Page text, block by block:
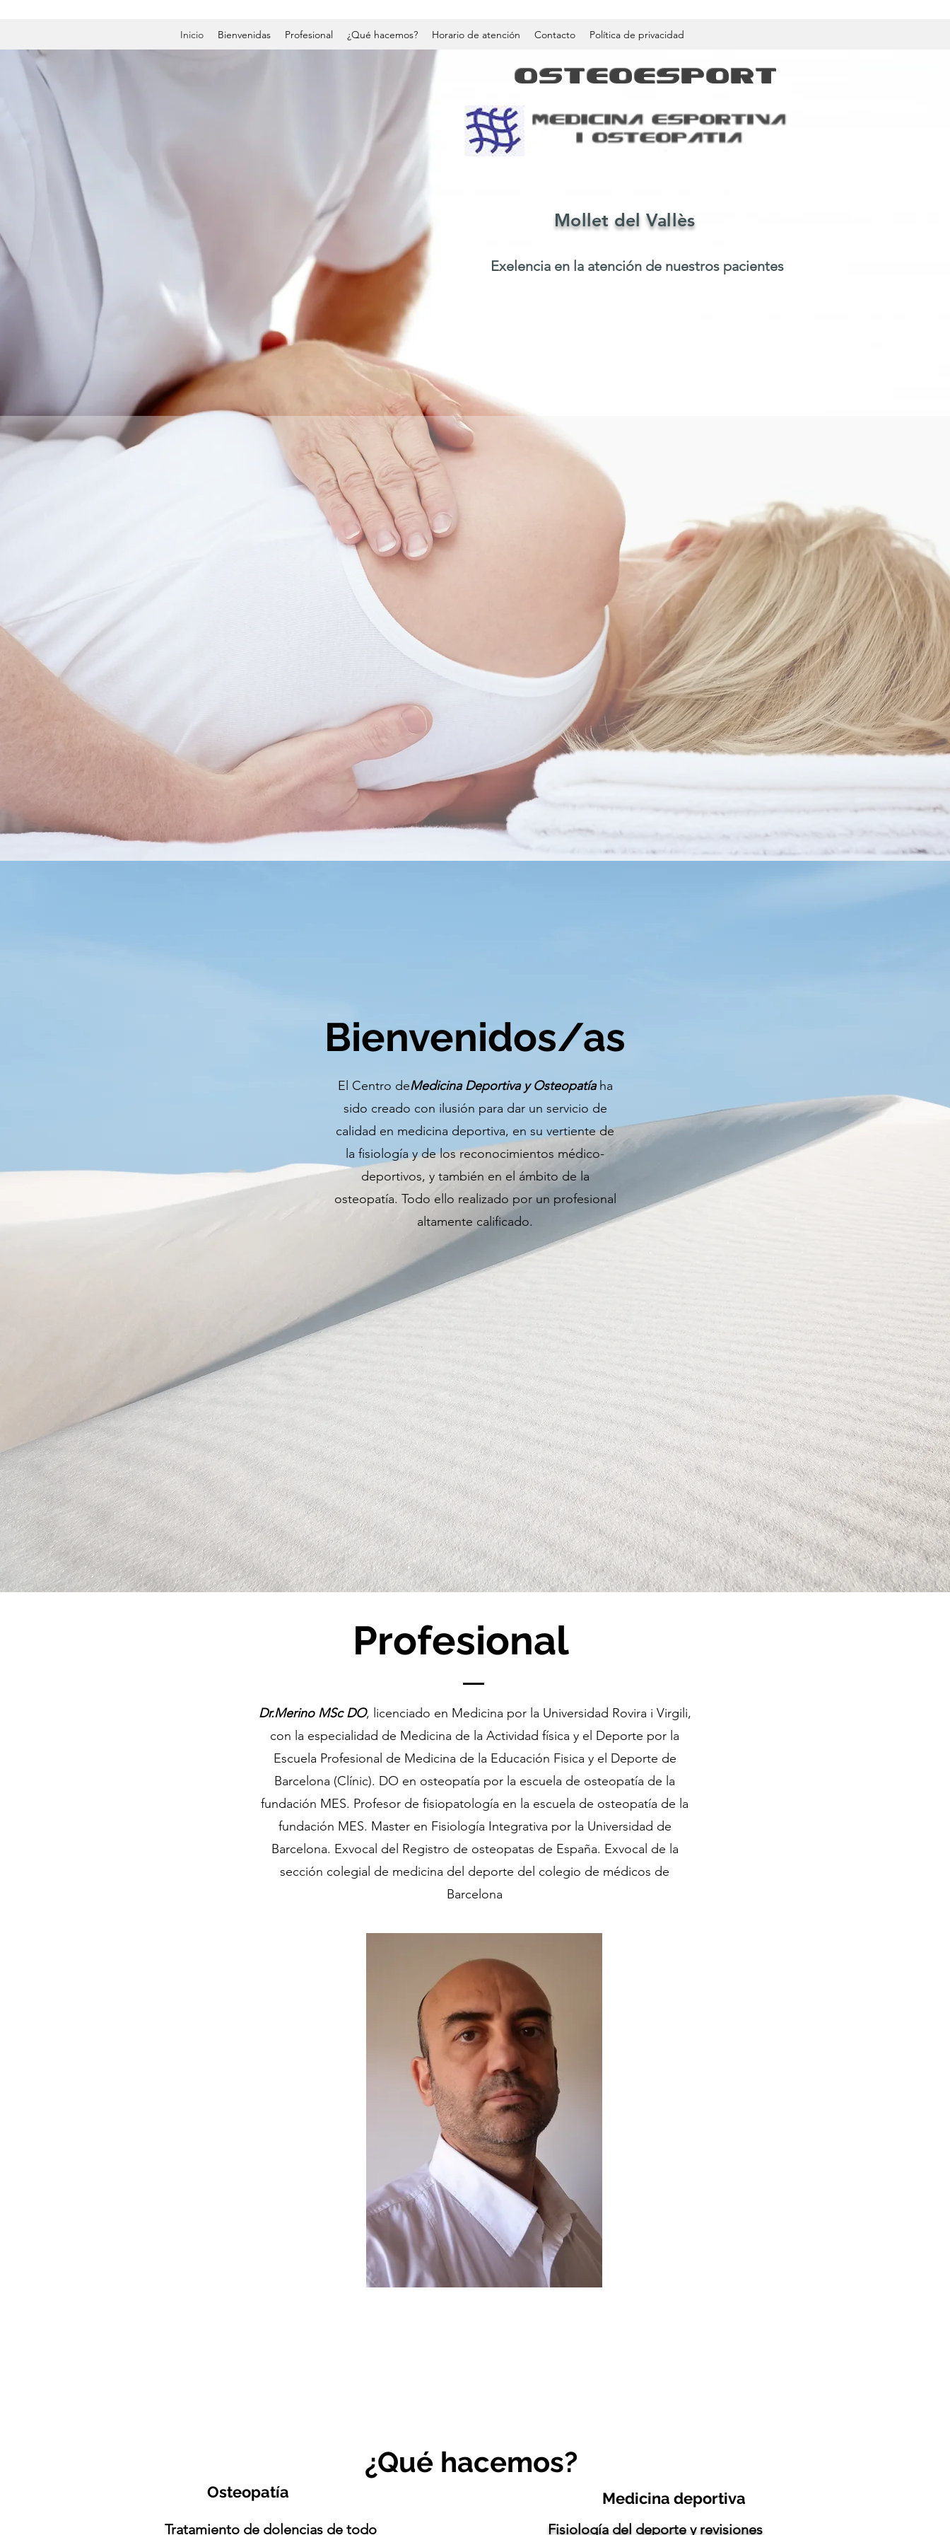
Inicio Bienvenidas Profesional ¿Qué hacemos? Horario de atención Contacto Política de privacidad
OSTEOESPORT
Mollet del Vallès
Exelencia en la atención de nuestros pacientes
Bienvenidos/as
El Centro deMedicina Deportiva y Osteopatía ha
sido creado con ilusión para dar un servicio de
calidad en medicina deportiva, en su vertiente de
la fisiología y de los reconocimientos médico-
deportivos, y también en el ámbito de la
osteopatía. Todo ello realizado por un profesional
altamente calificado.
Profesional
Dr.Merino MSc DO, licenciado en Medicina por la Universidad Rovira i Virgili,
con la especialidad de Medicina de la Actividad física y el Deporte por la
Escuela Profesional de Medicina de la Educación Fisica y el Deporte de
Barcelona (Clínic). DO en osteopatía por la escuela de osteopatía de la
fundación MES. Profesor de fisiopatología en la escuela de osteopatía de la
fundación MES. Master en Fisiología Integrativa por la Universidad de
Barcelona. Exvocal del Registro de osteopatas de España. Exvocal de la
sección colegial de medicina del deporte del colegio de médicos de
Barcelona
¿Qué hacemos?
Osteopatía
Tratamiento de dolencias de todo
Medicina deportiva
Fisiología del deporte y revisiones